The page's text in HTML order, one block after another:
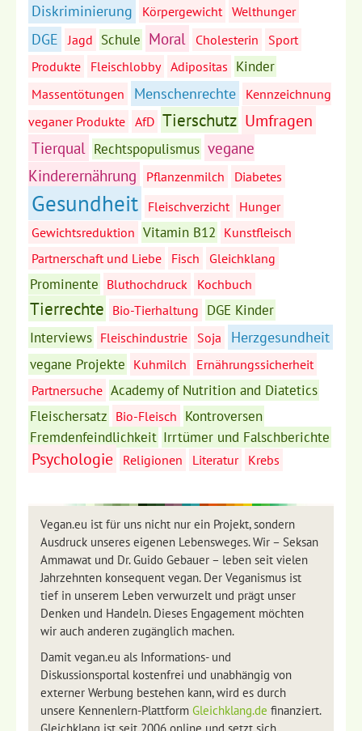
Diskriminierung Körpergewicht Welthunger
DGE Jagd Schule Moral Cholesterin
Sport
Produkte
Fleischlobby Adipositas Kinder
Massentötungen Menschenrechte
Kennzeichnung
veganer Produkte AfD Tierschutz Umfragen
Tierqual Rechtspopulismus vegane
Kinderernährung
Pflanzenmilch Diabetes
Gesundheit Fleischverzicht
Hunger
Gewichtsreduktion Vitamin B12 Kunstfleisch
Partnerschaft und Liebe
Fisch Gleichklang
Prominente Bluthochdruck Kochbuch
Tierrechte Bio-Tierhaltung DGE Kinder
Interviews Fleischindustrie Soja Herzgesundheit
vegane Projekte Kuhmilch
Ernährungssicherheit
Partnersuche Academy of Nutrition and Diatetics
Fleischersatz Bio-Fleisch Kontroversen
Fremdenfeindlichkeit Irrtümer und Falschberichte
Psychologie Religionen Literatur Krebs
Vegan.eu ist für uns nicht nur ein Projekt, sondern
Ausdruck unseres eigenen Lebensweges. Wir – Seksan
Ammawat und Dr. Guido Gebauer – leben seit vielen
Jahrzehnten konsequent vegan. Der Veganismus ist
tief in unserem Leben verwurzelt und prägt unser
Denken und Handeln. Dieses Engagement möchten
wir auch anderen zugänglich machen.
Damit vegan.eu als Informations- und
Diskussionsportal kostenfrei und unabhängig von
externer Werbung bestehen kann, wird es durch
unsere Kennenlern-Plattform Gleichklang.de finanziert.
Gleichklang ist seit 2006 online und setzt sich